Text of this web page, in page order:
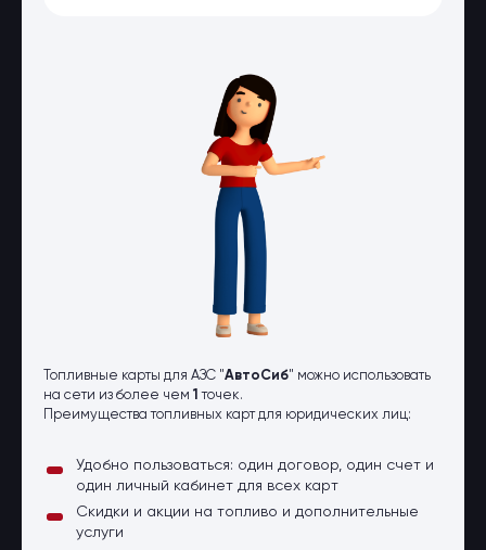
Топливные карты для АЗС "АвтоСиб" можно использовать
на сети из более чем 1 точек.
Преимущества топливных карт для юридических лиц:
Удобно пользоваться: один договор, один счет и
один личный кабинет для всех карт
Скидки и акции на топливо и дополнительные
услуги
Страхование физических лиц
Страхование юридических лиц
Страховые компании
Электронные перевозочные